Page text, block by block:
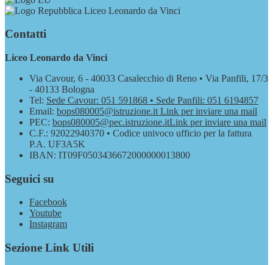
Liceo Leonardo da Vinci
Contatti
Liceo Leonardo da Vinci
Via Cavour, 6 - 40033 Casalecchio di Reno • Via Panfili, 17/3
- 40133 Bologna
Tel: Sede Cavour: 051 591868 • Sede Panfili: 051 6194857
Email: bops080005@istruzione.it Link per inviare una mail
PEC: bops080005@pec.istruzione.itLink per inviare una mail
C.F.: 92022940370 • Codice univoco ufficio per la fattura
P.A. UF3A5K
IBAN: IT09F0503436672000000013800
Seguici su
Facebook
Youtube
Instagram
Sezione Link Utili